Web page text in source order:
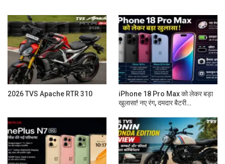
2026 TVS Apache RTR 310
iPhone 18 Pro Max को लेकर बड़ा
खुलासा! नए रंग, दमदार बैटरी…